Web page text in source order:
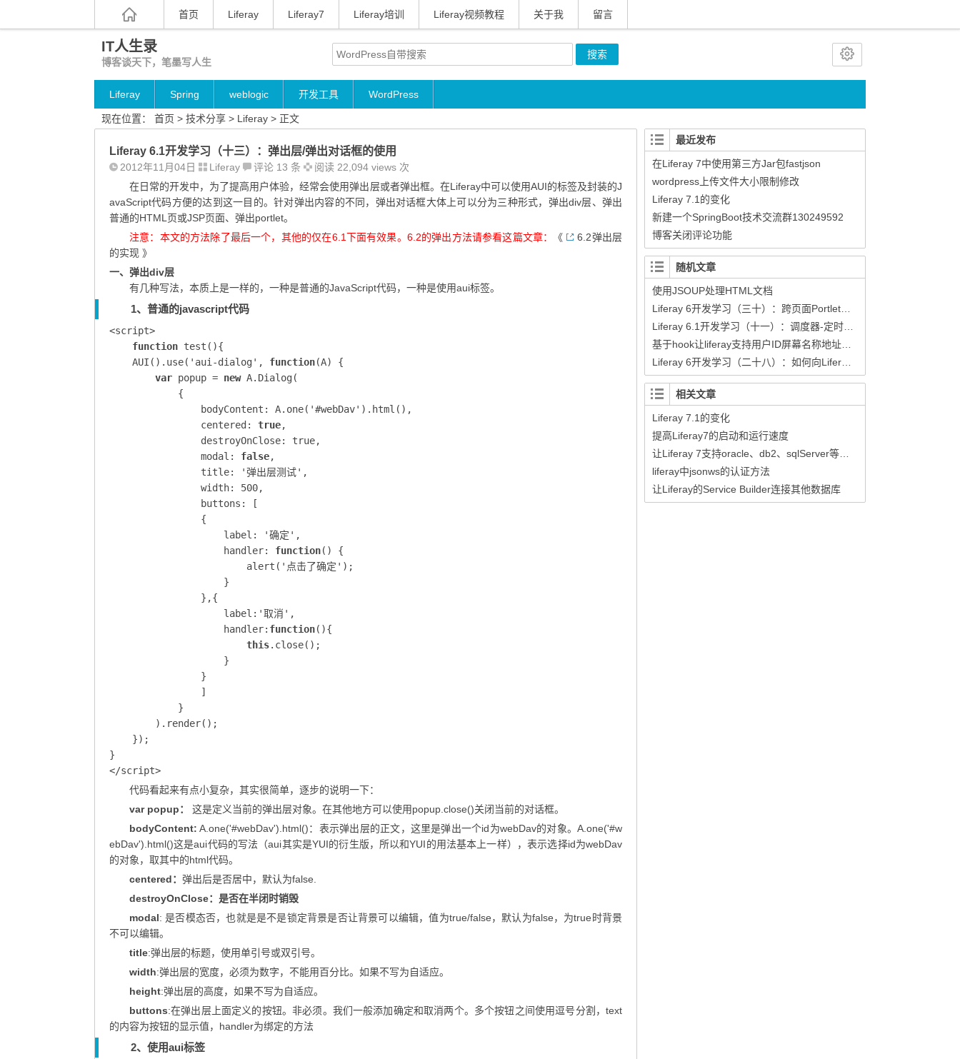
首页 Liferay Liferay7 Liferay培训 Liferay视频教程 关于我 留言
IT人生录
博客谈天下，笔墨写人生
Liferay Spring weblogic 开发工具 WordPress
现在位置： 首页 > 技术分享 > Liferay > 正文
Liferay 6.1开发学习（十三）：弹出层/弹出对话框的使用
2012年11月04日 Liferay 评论 13 条
阅读 22,094 views 次
在日常的开发中，为了提高用户体验，经常会使用弹出层或者弹出框。在Liferay中可以使用AUI的标签及封装的J
avaScript代码方便的达到这一目的。针对弹出内容的不同，弹出对话框大体上可以分为三种形式，弹出div层、弹出
普通的HTML页或JSP页面、弹出portlet。
注意：本文的方法除了最后一个，其他的仅在6.1下面有效果。6.2的弹出方法请参看这篇文章：
《
6.2弹出层
的实现 》
一、弹出div层
有几种写法，本质上是一样的，一种是普通的JavaScript代码，一种是使用aui标签。
1、普通的javascript代码
<script>
function test(){
AUI().use('aui-dialog', function(A) {
var popup = new A.Dialog(
{
bodyContent: A.one('#webDav').html(),
centered: true,
                destroyOnClose: true,
modal: false,
title: '弹出层测试',
width: 500,
buttons: [
{
label: '确定',
handler: function() {
alert('点击了确定');
}
},{
label:'取消',
handler: function(){
this.close();
}
}
]
}
).render();
});
}
</script>
代码看起来有点小复杂，其实很简单，逐步的说明一下：
var popup：
这是定义当前的弹出层对象。在其他地方可以使用popup.close()关闭当前的对话框。
bodyContent: A.one('#webDav').html()：表示弹出层的正文，这里是弹出一个id为webDav的对象。A.one('#w
ebDav').html()这是aui代码的写法（aui其实是YUI的衍生版，所以和YUI的用法基本上一样），表示选择id为webDav
的对象，取其中的html代码。
centered： 弹出后是否居中，默认为false.
destroyOnClose：是否在半闭时销毁
modal: 是否模态否，也就是是不是锁定背景是否让背景可以编辑，值为true/false，默认为false，为true时背景
不可以编辑。
title:弹出层的标题，使用单引号或双引号。
width:弹出层的宽度，必须为数字，不能用百分比。如果不写为自适应。
height:弹出层的高度，如果不写为自适应。
buttons:在弹出层上面定义的按钮。非必须。我们一般添加确定和取消两个。多个按钮之间使用逗号分割，text
的内容为按钮的显示值，handler为绑定的方法
2、使用aui标签
最近发布
在Liferay 7中使用第三方Jar包fastjson
wordpress上传文件大小限制修改
Liferay 7.1的变化
新建一个SpringBoot技术交流群130249592
博客关闭评论功能
随机文章
使用JSOUP处理HTML文档
相关文章
Liferay 7.1的变化
提高Liferay7的启动和运行速度
liferay中jsonws的认证方法
让Liferay的Service Builder连接其他数据库